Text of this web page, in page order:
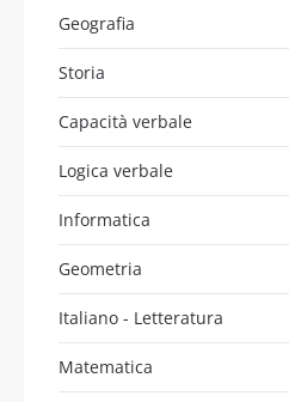
Geografia
Storia
Capacità verbale
Logica verbale
Informatica
Geometria
Italiano - Letteratura
Matematica